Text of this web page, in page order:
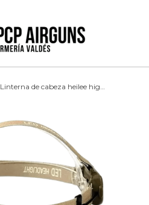
Linterna de cabeza heilee high power